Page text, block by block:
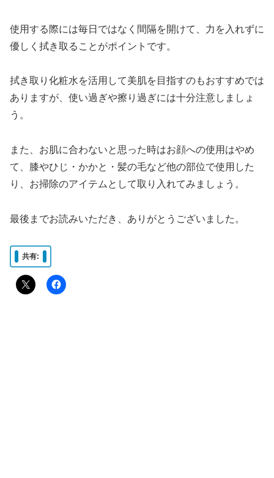
使用する際には毎日ではなく間隔を開けて、力を入れずに
優しく拭き取ることがポイントです。
拭き取り化粧水を活用して美肌を目指すのもおすすめでは
ありますが、使い過ぎや擦り過ぎには十分注意しましょ
う。
また、お肌に合わないと思った時はお顔への使用はやめ
て、膝やひじ・かかと・髪の毛など他の部位で使用した
り、お掃除のアイテムとして取り入れてみましょう。
最後までお読みいただき、ありがとうございました。
共有: